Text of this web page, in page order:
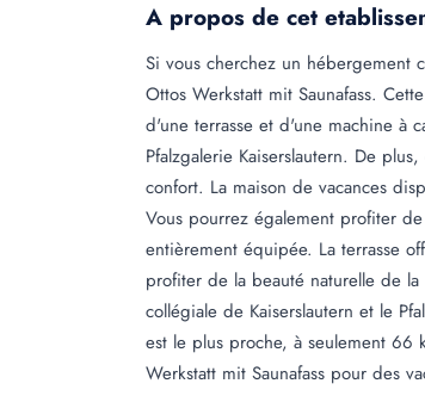
A propos de cet
Si vous cherchez un hébergement
Ottos Werkstatt mit Saunafass.
d'une terrasse et d'une machine à
Pfalzgalerie Kaiserslautern. De
confort. La maison de vacances
Vous pourrez également profiter
entièrement équipée. La terrasse
profiter de la beauté naturelle de
collégiale de Kaiserslautern et le
est le plus proche, à seulement 66
Werkstatt mit Saunafass pour des